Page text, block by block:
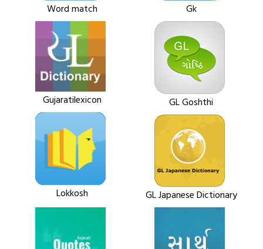
Word match
Gujaratilexicon
Lokkosh
Gk
GL Goshthi
GL Japanese Dictionary